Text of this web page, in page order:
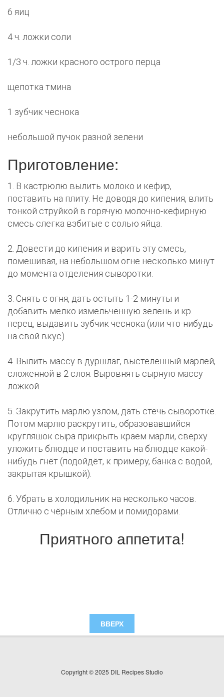
6 яиц
4 ч. ложки соли
1/3 ч. ложки красного острого перца
щепотка тмина
1 зубчик чеснока
небольшой пучок разной зелени
Приготовление:
1. В кастрюлю вылить молоко и кефир,
поставить на плиту. Не доводя до кипения, влить
тонкой струйкой в горячую молочно-кефирную
смесь слегка взбитые с солью яйца.
2. Довести до кипения и варить эту смесь,
помешивая, на небольшом огне несколько минут
до момента отделения сыворотки.
3. Снять с огня, дать остыть 1-2 минуты и
добавить мелко измельчённую зелень и кр.
перец, выдавить зубчик чеснока (или что-нибудь
на свой вкус).
4. Вылить массу в дуршлаг, выстеленный марлей,
сложенной в 2 слоя. Выровнять сырную массу
ложкой.
5. Закрутить марлю узлом, дать стечь сыворотке.
Потом марлю раскрутить, образовавшийся
кругляшок сыра прикрыть краем марли, сверху
уложить блюдце и поставить на блюдце какой-
нибудь гнёт (подойдёт, к примеру, банка с водой,
закрытая крышкой).
6. Убрать в холодильник на несколько часов.
Отлично с чёрным хлебом и помидорами.
Приятного аппетита!
ВВЕРХ
Copyright © 2025 DIL Recipes Studio